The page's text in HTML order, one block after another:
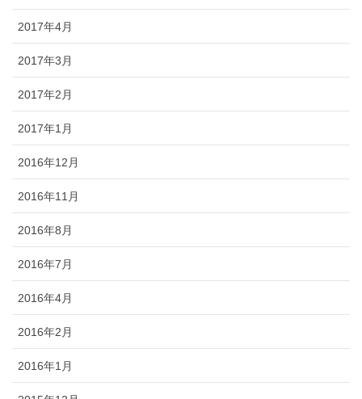
2017年4月
2017年3月
2017年2月
2017年1月
2016年12月
2016年11月
2016年8月
2016年7月
2016年4月
2016年2月
2016年1月